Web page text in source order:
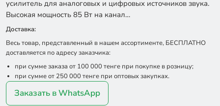
усилитель для аналоговых и цифровых источников звука.
Высокая мощность 85 Вт на канал…
Доставка:
Весь товар, представленный в нашем ассортименте, БЕСПЛАТНО
доставляется по адресу заказчика:
при сумме заказа от 100 000 тенге при покупке в розницу;
при сумме от 250 000 тенге при оптовых закупках.
Заказать в WhatsApp